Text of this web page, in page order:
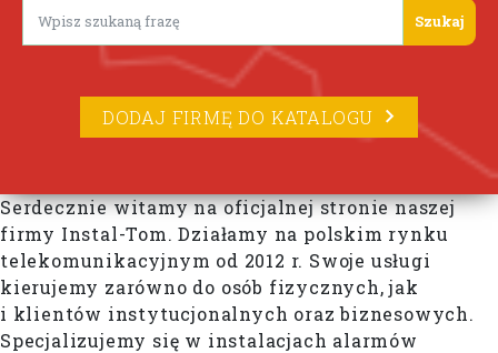
DODAJ FIRMĘ DO KATALOGU
Serdecznie witamy na oficjalnej stronie naszej
firmy Instal-Tom. Działamy na polskim rynku
telekomunikacyjnym od 2012 r. Swoje usługi
kierujemy zarówno do osób fizycznych, jak
i klientów instytucjonalnych oraz biznesowych.
Specjalizujemy się w instalacjach alarmów